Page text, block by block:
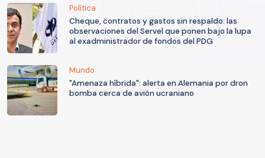
Política
Cheque, contratos y gastos sin respaldo: las
observaciones del Servel que ponen bajo la lupa
al exadministrador de fondos del PDG
Mundo
"Amenaza híbrida": alerta en Alemania por dron
bomba cerca de avión ucraniano